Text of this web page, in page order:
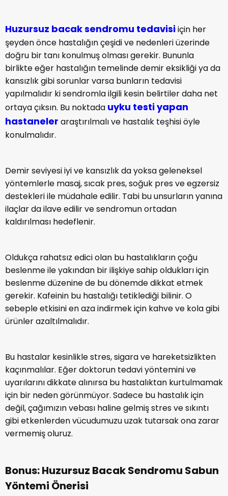
Huzursuz bacak sendromu tedavisiiçin her
şeyden önce hastalığın çeşidi ve nedenleri üzerinde
doğru bir tanı konulmuş olması gerekir. Bununla
birlikte eğer hastalığın temelinde demir eksikliği ya da
kansızlık gibi sorunlar varsa bunların tedavisi
yapılmalıdır ki sendromla ilgili kesin belirtiler daha net
ortaya çıksın. Bu noktada uyku testi yapan
hastaneler araştırılmalı ve hastalık teşhisi öyle
konulmalıdır.
Demir seviyesi iyi ve kansızlık da yoksa geleneksel
yöntemlerle masaj, sıcak pres, soğuk pres ve egzersiz
destekleri ile müdahale edilir. Tabi bu unsurların yanına
ilaçlar da ilave edilir ve sendromun ortadan
kaldırılması hedeflenir.
Oldukça rahatsız edici olan bu hastalıkların çoğu
beslenme ile yakından bir ilişkiye sahip oldukları için
beslenme düzenine de bu dönemde dikkat etmek
gerekir. Kafeinin bu hastalığı tetiklediği bilinir. O
sebeple etkisini en aza indirmek için kahve ve kola gibi
ürünler azaltılmalıdır.
Bu hastalar kesinlikle stres, sigara ve hareketsizlikten
kaçınmalılar. Eğer doktorun tedavi yöntemini ve
uyarılarını dikkate alınırsa bu hastalıktan kurtulmamak
için bir neden görünmüyor. Sadece bu hastalık için
değil, çağımızın vebası haline gelmiş stres ve sıkıntı
gibi etkenlerden vücudumuzu uzak tutarsak ona zarar
vermemiş oluruz.
Bonus: Huzursuz Bacak Sendromu Sabun
Yöntemi Önerisi